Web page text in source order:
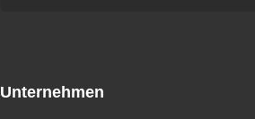
Unternehmen